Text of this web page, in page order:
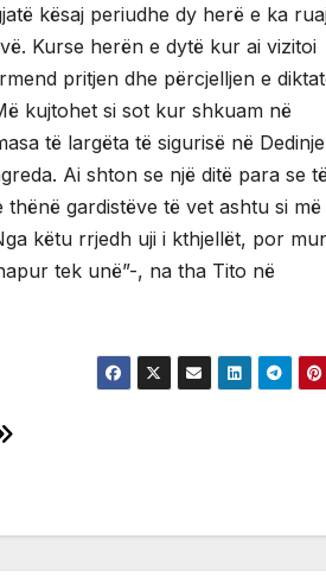
kësaj periudhe dy herë e ka
Kurse herën e dytë kur ai vizitoi
pritjen dhe përcjelljen e
kujtohet si sot kur shkuam në
të largëta të sigurisë në
Ai shton se një ditë para se të
gardistëve të vet ashtu si më
këtu rrjedh uji i kthjellët, por
tek unë”-, na tha Tito në